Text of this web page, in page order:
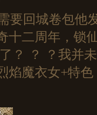
回城卷包他
十二周年，锁
？ ？ ？我并
焰魔衣女+特